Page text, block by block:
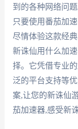
到的各种网络问
只要使用番茄加
尽情体验这款经
新诛仙用什么加
择。它凭借专业
泛的平台支持等
案,让您的新诛仙
茄加速器,感受新